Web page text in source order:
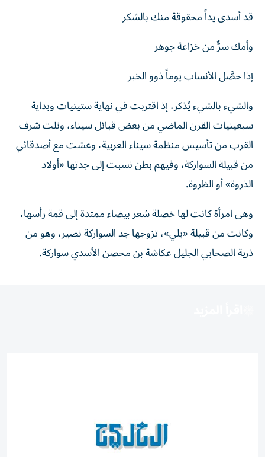
قد أسدى يداً محقوقة منك بالشكر
وأمك سرٌّ من خزاعة جوهر
إذا حصَّل الأنساب يوماً ذوو الخبر
والشيء بالشيء يُذكر، إذ اقتربت في نهاية ستينيات وبداية
سبعينيات القرن الماضي من بعض قبائل سيناء، ونلت شرف
القرب من تأسيس منظمة سيناء العربية، وعشت مع أصدقائي
من قبيلة السواركة، وفيهم بطن نسبت إلى جدتها «أولاد
الذروة» أو الظروة.
وهى امرأة كانت لها خصلة شعر بيضاء ممتدة إلى قمة رأسها،
وكانت من قبيلة «بلي»، تزوجها جد السواركة نصير، وهو من
ذرية الصحابي الجليل عكاشة بن محصن الأسدي سواركة.